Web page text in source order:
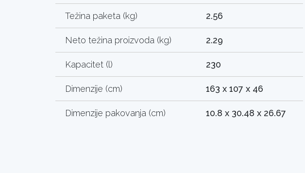
Težina paketa (kg) 2.56
Neto težina proizvoda (kg) 2.29
Kapacitet (l) 230
Dimenzije (cm) 163 x 107 x 46
Dimenzije pakovanja (cm) 10.8 x 30.48 x 26.67